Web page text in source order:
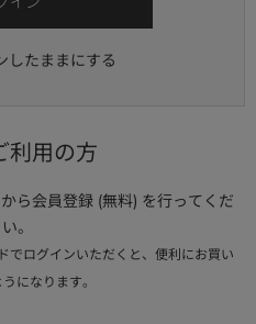
したままにする
利用の方
ら会員登録 (無料) を行ってくだ
。
でログインいただくと、便利にお買い
になります。